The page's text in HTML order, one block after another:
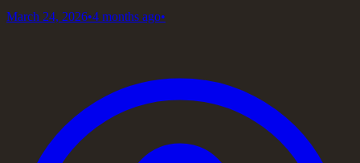
March 24, 2026•4 months ago•